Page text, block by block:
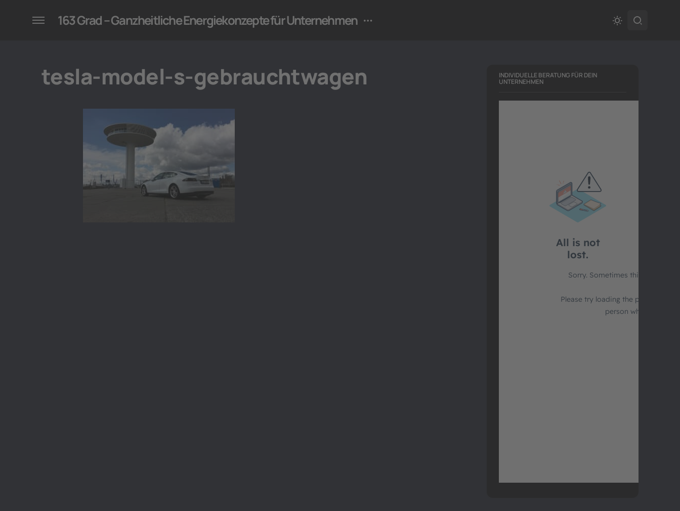
für Unternehmen
163 Grad – Ganzheitliche Energiekonzepte für Unternehmen
tesla-model-s-gebrauchtwagen INDIVIDUELLE BERATUNG FÜR DEIN
UNTERNEHMEN